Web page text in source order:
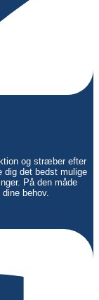
og stræber efter
dig det bedst mulige
På den måde
behov.